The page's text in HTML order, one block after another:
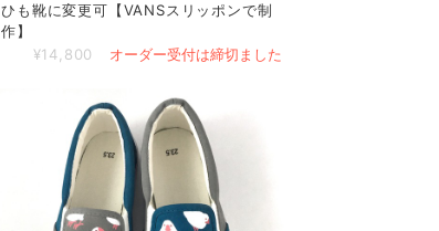
ひも靴に変更可【VANSスリッポンで制
作】
¥14,800
オーダー受付は締切ました